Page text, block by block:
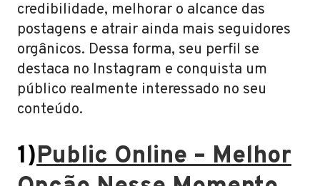
credibilidade, melhorar o alcance das
postagens e atrair ainda mais seguidores
orgânicos. Dessa forma, seu perfil se
destaca no Instagram e conquista um
público realmente interessado no seu
conteúdo.
1)Public Online – Melhor